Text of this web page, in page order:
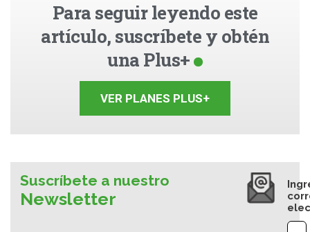
Para seguir leyendo este
artículo, suscríbete y obtén
una Plus+
VER PLANES PLUS+
Suscríbete a nuestro
Newsletter